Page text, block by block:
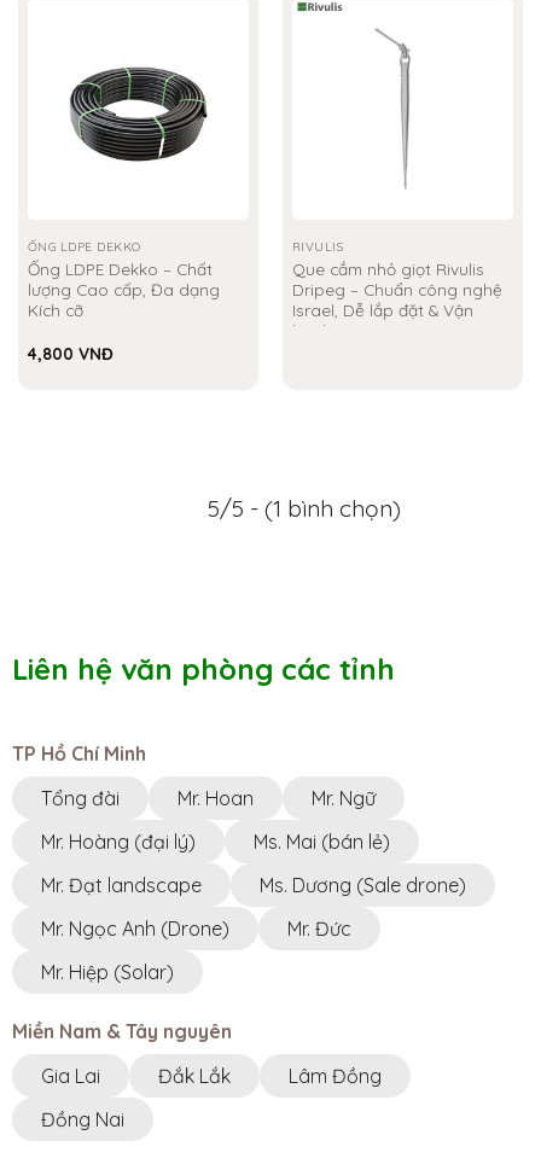
ỐNG LDPE DEKKO
Ống LDPE Dekko – Chất
lượng Cao cấp, Đa dạng
Kích cỡ
4,800 VNĐ
RIVULIS
Que cắm nhỏ giọt Rivulis
Dripeg – Chuẩn công nghệ
Israel, Dễ lắp đặt & Vận
hành
5/5 - (1 bình chọn)
Liên hệ văn phòng các tỉnh
TP Hồ Chí Minh
Tổng đài
Mr. Hoan
Mr. Ngữ
Mr. Hoàng (đại lý)
Ms. Mai (bán lẻ)
Mr. Đạt landscape
Ms. Dương (Sale drone)
Mr. Ngọc Anh (Drone)
Mr. Đức
Mr. Hiệp (Solar)
Miền Nam & Tây nguyên
Gia Lai
Đắk Lắk
Lâm Đồng
Đồng Nai